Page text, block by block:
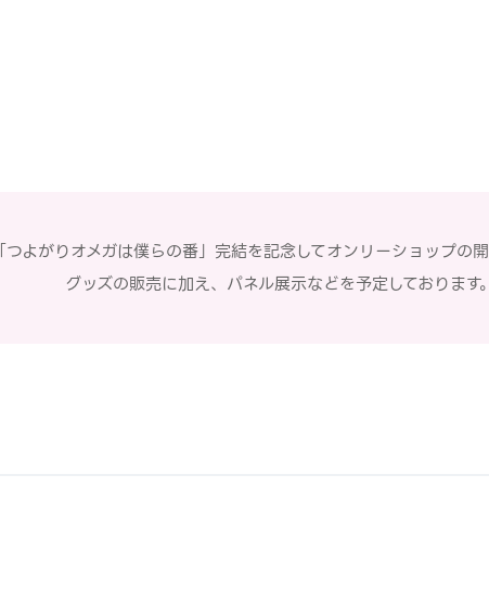
「つよがりオメガは僕らの番」完結を記念してオンリーショップの
グッズの販売に加え、パネル展示などを予定しております。